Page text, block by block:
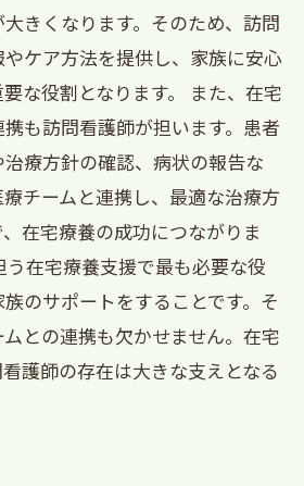
きくなります。そのため、訪問
ケア方法を提供し、家族に安心
な役割となります。 また、在宅
も訪問看護師が担います。患者
療方針の確認、病状の報告な
チームと連携し、最適な治療方
在宅療養の成功につながりま
う在宅療養支援で最も必要な役
のサポートをすることです。そ
との連携も欠かせません。在宅
護師の存在は大きな支えとなる